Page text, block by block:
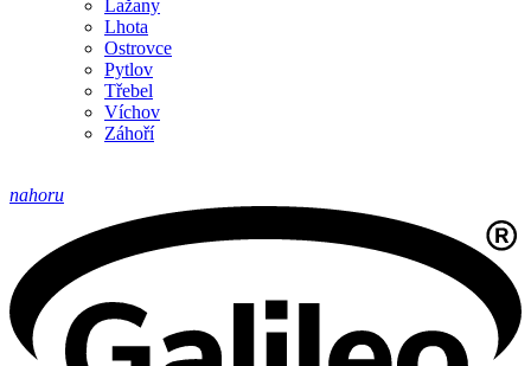
Lažany
Lhota
Ostrovce
Pytlov
Třebel
Víchov
Záhoří
nahoru